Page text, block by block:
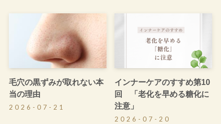
毛穴の黒ずみが取れない本
当の理由
2026-07-21
インナーケアのすすめ第10
回 「老化を早める糖化に
注意」
2026-07-20